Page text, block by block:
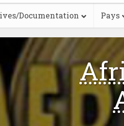
Documentation Pays